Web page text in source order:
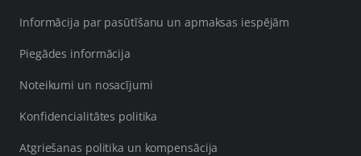
Informācija par pasūtīšanu un apmaksas iespējām
Piegādes informācija
Noteikumi un nosacījumi
Konfidencialitātes politika
Atgriešanas politika un kompensācija